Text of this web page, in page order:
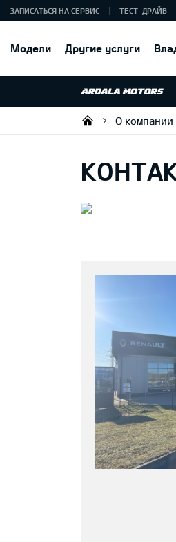
Модели Другие услуги
ЗАПИСАТЬСЯ НА СЕРВИС ТЕСТ-ДРАЙВ
Ardala SIA
О компании